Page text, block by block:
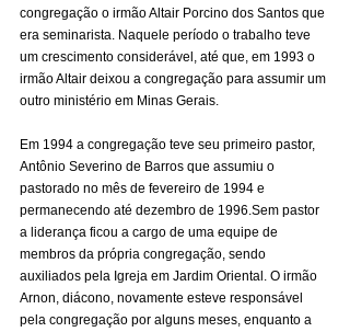
congregação o irmão Altair Porcino dos Santos que
era seminarista. Naquele período o trabalho teve
um crescimento considerável, até que, em 1993 o
irmão Altair deixou a congregação para assumir um
outro ministério em Minas Gerais.
Em 1994 a congregação teve seu primeiro pastor,
Antônio Severino de Barros que assumiu o
pastorado no mês de fevereiro de 1994 e
permanecendo até dezembro de 1996.Sem pastor
a liderança ficou a cargo de uma equipe de
membros da própria congregação, sendo
auxiliados pela Igreja em Jardim Oriental. O irmão
Arnon, diácono, novamente esteve responsável
pela congregação por alguns meses, enquanto a